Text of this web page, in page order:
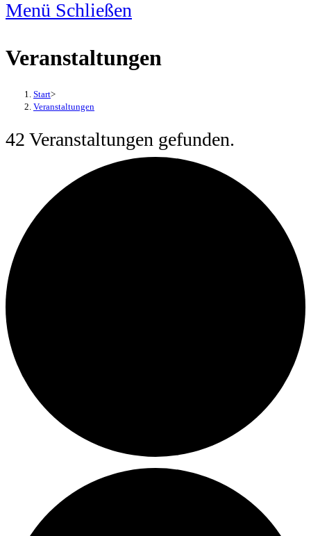
Menü Schließen
Veranstaltungen
Start>
Veranstaltungen
42 Veranstaltungen gefunden.